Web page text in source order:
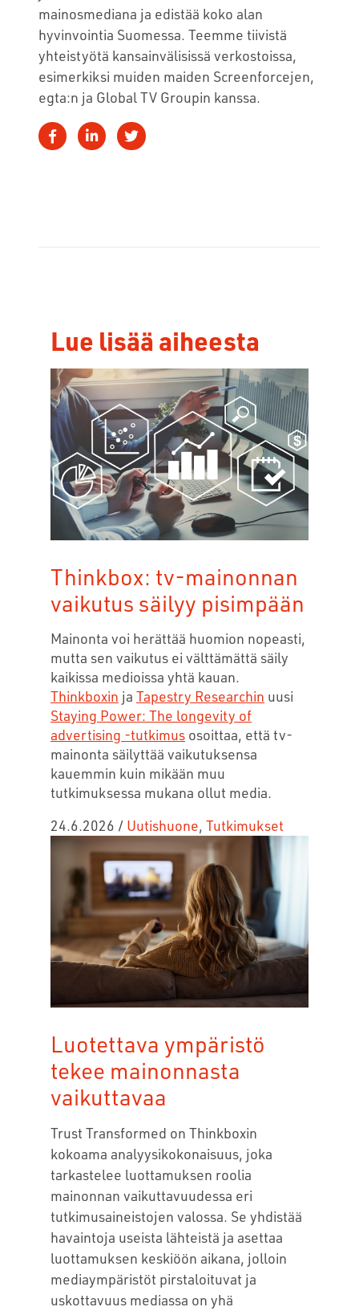
mainosmediana ja edistää koko alan
hyvinvointia Suomessa. Teemme tiivistä
yhteistyötä kansainvälisissä verkostoissa,
esimerkiksi muiden maiden Screenforcejen,
egta:n ja Global TV Groupin kanssa.
Lue lisää aiheesta
Thinkbox: tv-mainonnan
vaikutus säilyy pisimpään
Mainonta voi herättää huomion nopeasti,
mutta sen vaikutus ei välttämättä säily
kaikissa medioissa yhtä kauan.
Thinkboxin ja Tapestry Researchin uusi
Staying Power: The longevity of
advertising -tutkimus osoittaa, että tv-
mainonta säilyttää vaikutuksensa
kauemmin kuin mikään muu
tutkimuksessa mukana ollut media.
24.6.2026 / Uutishuone, Tutkimukset
Luotettava ympäristö
tekee mainonnasta
vaikuttavaa
Trust Transformed on Thinkboxin
kokoama analyysikokonaisuus, joka
tarkastelee luottamuksen roolia
mainonnan vaikuttavuudessa eri
tutkimusaineistojen valossa. Se yhdistää
havaintoja useista lähteistä ja asettaa
luottamuksen keskiöön aikana, jolloin
mediaympäristöt pirstaloituvat ja
uskottavuus mediassa on yhä